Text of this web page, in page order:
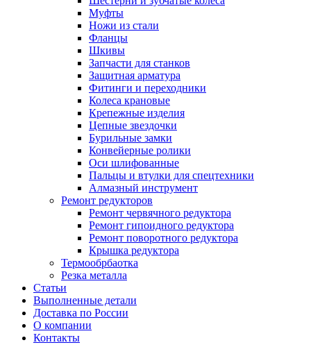
Муфты
Ножи из стали
Фланцы
Шкивы
Запчасти для станков
Защитная арматура
Фитинги и переходники
Колеса крановые
Крепежные изделия
Цепные звездочки
Бурильные замки
Конвейерные ролики
Оси шлифованные
Пальцы и втулки для спецтехники
Алмазный инструмент
Ремонт редукторов
Ремонт червячного редуктора
Ремонт гипоидного редуктора
Ремонт поворотного редуктора
Крышка редуктора
Термообрбаотка
Резка металла
Статьи
Выполненные детали
Доставка по России
О компании
Контакты